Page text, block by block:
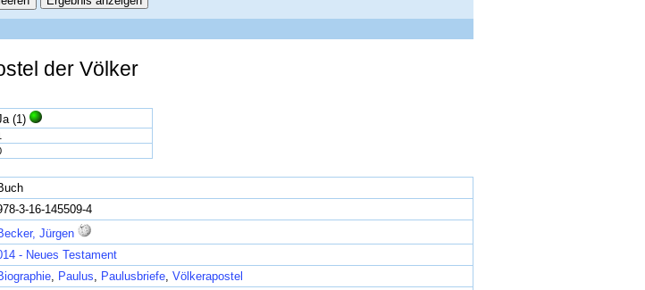
der Völker
(1)
3-16-145509-4
Jürgen
- Neues Testament
, Paulus, Paulusbriefe, Völkerapostel